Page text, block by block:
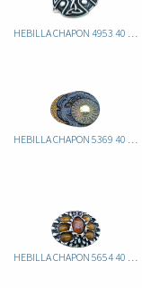
HEBILLA CHAPON 4953 40 ITA